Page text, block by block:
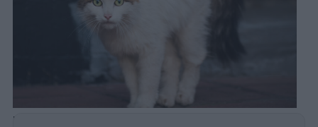
Photo: Shutterstock